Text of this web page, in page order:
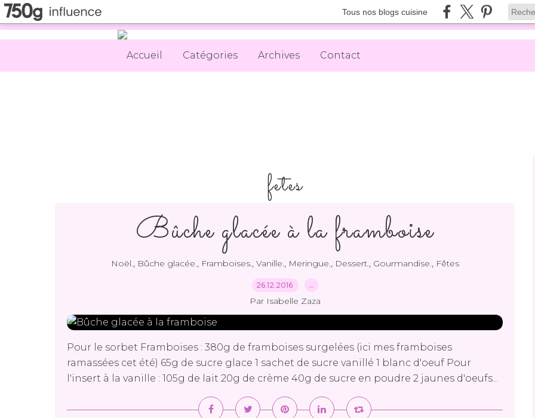
Tous nos blogs cuisine
Accueil Catégories Archives Contact
fetes
Bûche glacée à la framboise
Noël., Bûche glacée., Framboises., Vanille., Meringue., Dessert., Gourmandise., Fêtes
26.12.2016 …
Par Isabelle Zaza
Pour le sorbet Framboises : 380g de framboises surgelées (ici mes framboises
ramassées cet été) 65g de sucre glace 1 sachet de sucre vanillé 1 blanc d'oeuf Pour
l'insert à la vanille : 105g de lait 20g de crème 40g de sucre en poudre 2 jaunes d'oeufs...